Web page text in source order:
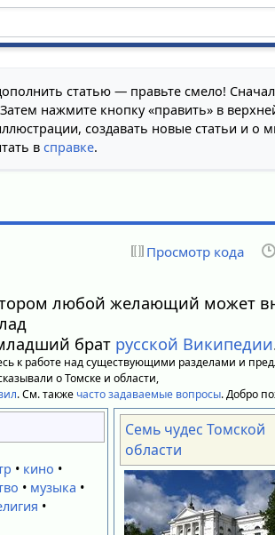
статью — правьте смело!
нажмите кнопку «править» в
создавать новые статьи и о
в справке.
Просмотр кода
любой желающий может
брат русской Википедии
к работе над существующими разделами и
о Томске и области,
. См. также часто задаваемые вопросы. Добро
• кино •
• музыка •
•
Семь чудес Томской
области